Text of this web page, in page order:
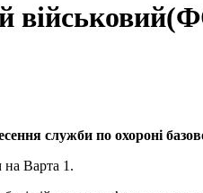
служби по охороні
на Варта 1.